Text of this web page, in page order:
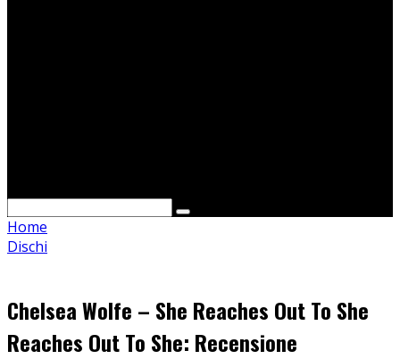
Home
Dischi
Chelsea Wolfe – She Reaches Out To She
Reaches Out To She: Recensione